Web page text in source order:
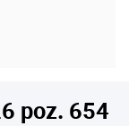
poz. 654